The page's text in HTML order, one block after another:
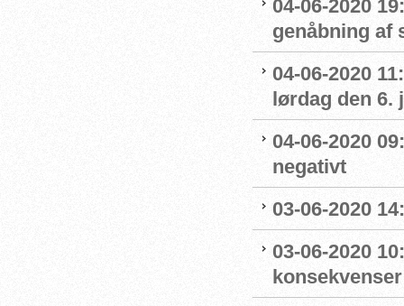
04-06-2020
genåbning af
04-06-2020
lørdag den 6.
04-06-2020
negativt
03-06-2020
03-06-2020